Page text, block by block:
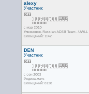
alexy
Участник
с мар 2010
Ульяновск. Russian ADSB Team - UWLL
Сообщений: 1142
DEN
Участник
с сен 2003
Родина-мать
Сообщений: 8128